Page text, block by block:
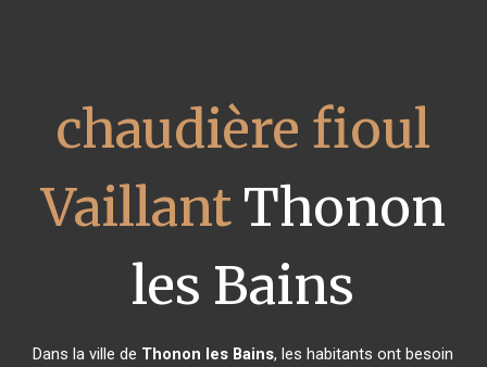
chaudière fioul
VaillantThonon
les Bains
Dans la ville de Thonon les Bains, les habitants ont besoin